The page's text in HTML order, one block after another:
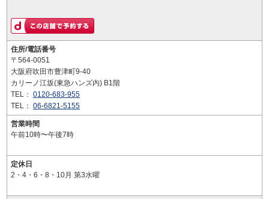
住所/電話番号
〒564-0051
大阪府吹田市豊津町9-40
カリーノ江坂(東急ハンズ内) B1階
TEL： 0120-683-955
TEL： 06-6821-5155
営業時間
午前10時〜午後7時
定休日
2・4・6・8・10月 第3水曜